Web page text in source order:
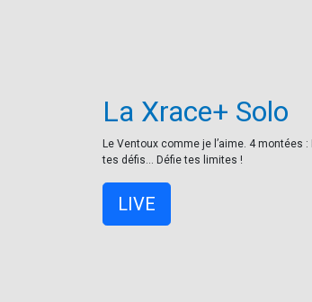
La Xrace+ Solo
Le Ventoux comme je l’aime. 4 montées
tes défis… Défie tes limites !
LIVE